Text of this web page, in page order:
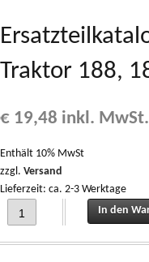
Traktor 188,
€ 19,48 inkl. MwSt.
Enthält 10% MwSt
zzgl. Versand
Lieferzeit: ca. 2-3 Werktage
Ersatzteilkatalog SteyrIn den